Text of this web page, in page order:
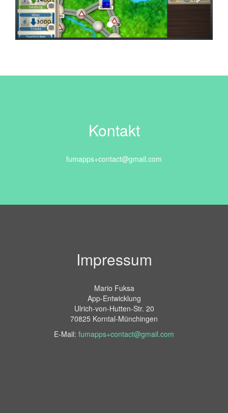
Kontakt
fumapps+contact@gmail.com
Impressum
Mario Fuksa
App-Entwicklung
Ulrich-von-Hutten-Str. 20
70825 Korntal-Münchingen
E-Mail: fumapps+contact@gmail.com